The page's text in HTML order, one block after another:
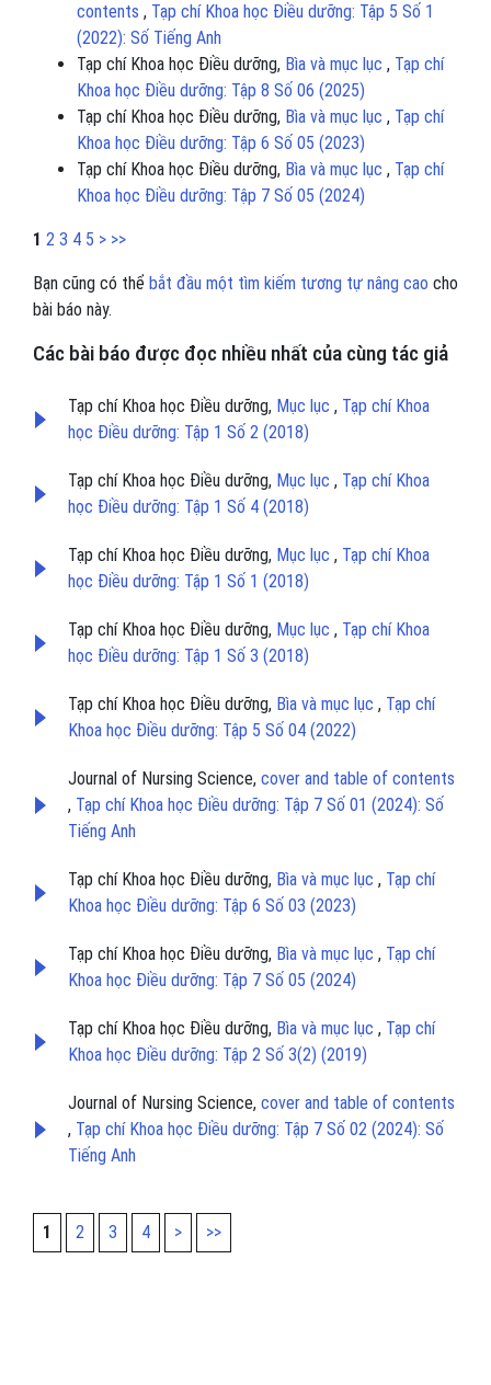
contents , Tạp chí Khoa học Điều dưỡng: Tập 5 Số 1
(2022): Số Tiếng Anh
Tạp chí Khoa học Điều dưỡng, Bìa và mục lục , Tạp chí
Khoa học Điều dưỡng: Tập 8 Số 06 (2025)
Tạp chí Khoa học Điều dưỡng, Bìa và mục lục , Tạp chí
Khoa học Điều dưỡng: Tập 6 Số 05 (2023)
Tạp chí Khoa học Điều dưỡng, Bìa và mục lục , Tạp chí
Khoa học Điều dưỡng: Tập 7 Số 05 (2024)
1 2 3 4 5 > >>
Bạn cũng có thể bắt đầu một tìm kiếm tương tự nâng cao cho
bài báo này.
Các bài báo được đọc nhiều nhất của cùng tác giả
Tạp chí Khoa học Điều dưỡng, Mục lục , Tạp chí Khoa
học Điều dưỡng: Tập 1 Số 2 (2018)
Tạp chí Khoa học Điều dưỡng, Mục lục , Tạp chí Khoa
học Điều dưỡng: Tập 1 Số 4 (2018)
Tạp chí Khoa học Điều dưỡng, Mục lục , Tạp chí Khoa
học Điều dưỡng: Tập 1 Số 1 (2018)
Tạp chí Khoa học Điều dưỡng, Mục lục , Tạp chí Khoa
học Điều dưỡng: Tập 1 Số 3 (2018)
Tạp chí Khoa học Điều dưỡng, Bìa và mục lục , Tạp chí
Khoa học Điều dưỡng: Tập 5 Số 04 (2022)
Journal of Nursing Science, cover and table of contents
, Tạp chí Khoa học Điều dưỡng: Tập 7 Số 01 (2024): Số
Tiếng Anh
Tạp chí Khoa học Điều dưỡng, Bìa và mục lục , Tạp chí
Khoa học Điều dưỡng: Tập 6 Số 03 (2023)
Tạp chí Khoa học Điều dưỡng, Bìa và mục lục , Tạp chí
Khoa học Điều dưỡng: Tập 7 Số 05 (2024)
Tạp chí Khoa học Điều dưỡng, Bìa và mục lục , Tạp chí
Khoa học Điều dưỡng: Tập 2 Số 3(2) (2019)
Journal of Nursing Science, cover and table of contents
, Tạp chí Khoa học Điều dưỡng: Tập 7 Số 02 (2024): Số
Tiếng Anh
1 2 3 4 > >>